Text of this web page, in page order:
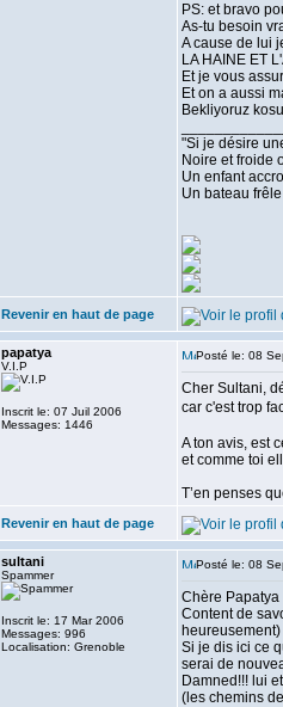
PS: et bravo
As-tu besoin
A cause de lui
LA HAINE ET
Et je vous
Et on a aussi
Bekliyoruz
"Si je désire
Noire et froide
Un enfant
Un bateau
Revenir en haut de page
papatya
V.I.P
Inscrit le: 07 Juil 2006
Messages: 1446
Posté le: 08
Cher Sultani,
car c'est trop
A ton avis, est
et comme toi
T’en penses
Revenir en haut de page
sultani
Spammer
Inscrit le: 17 Mar 2006
Messages: 996
Localisation: Grenoble
Posté le: 08
Chère Papatya
Content de
Si je dis ici ce
serai de
Damned!!! lui
(les chemins